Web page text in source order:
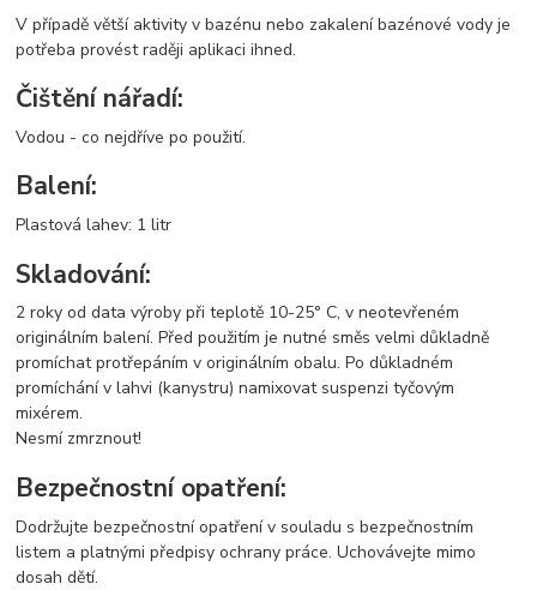
V případě větší aktivity v bazénu nebo zakalení bazénové vody je
potřeba provést raději aplikaci ihned.
Čištění nářadí:
Vodou - co nejdříve po použití.
Balení:
Plastová lahev: 1 litr
Skladování:
2 roky od data výroby při teplotě 10-25° C, v neotevřeném
originálním balení. Před použitím je nutné směs velmi důkladně
promíchat protřepáním v originálním obalu. Po důkladném
promíchání v lahvi (kanystru) namixovat suspenzi tyčovým
mixérem.
Nesmí zmrznout!
Bezpečnostní opatření:
Dodržujte bezpečnostní opatření v souladu s bezpečnostním
listem a platnými předpisy ochrany práce. Uchovávejte mimo
dosah dětí.